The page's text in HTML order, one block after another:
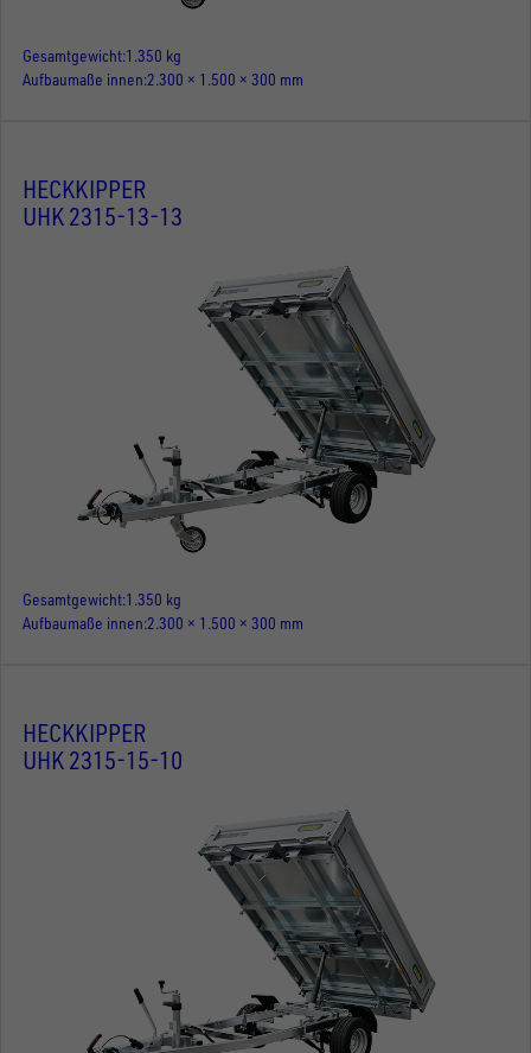
Gesamtgewicht 1.350 kg
Aufbaumaße innen 2.300 × 1.500 × 300 mm
HECKKIPPER
UHK 2315-13-13
Gesamtgewicht 1.350 kg
Aufbaumaße innen 2.300 × 1.500 × 300 mm
HECKKIPPER
UHK 2315-15-10